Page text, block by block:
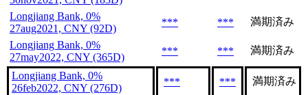
Longjiang Bank, 0%
27aug2021, CNY (92D)
*** ***
満期済み
Longjiang Bank, 0%
27may2022, CNY (365D)
*** *** 満期済み
Longjiang Bank, 0%
26feb2022, CNY (276D)
*** *** 満期済み